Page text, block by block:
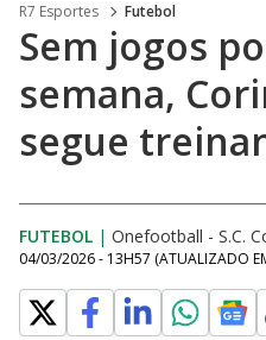
R7 Esportes Futebol
Sem jogos
semana,
segue
FUTEBOL | Onefootball - S.C.
04/03/2026 - 13H57 (ATUALIZADO